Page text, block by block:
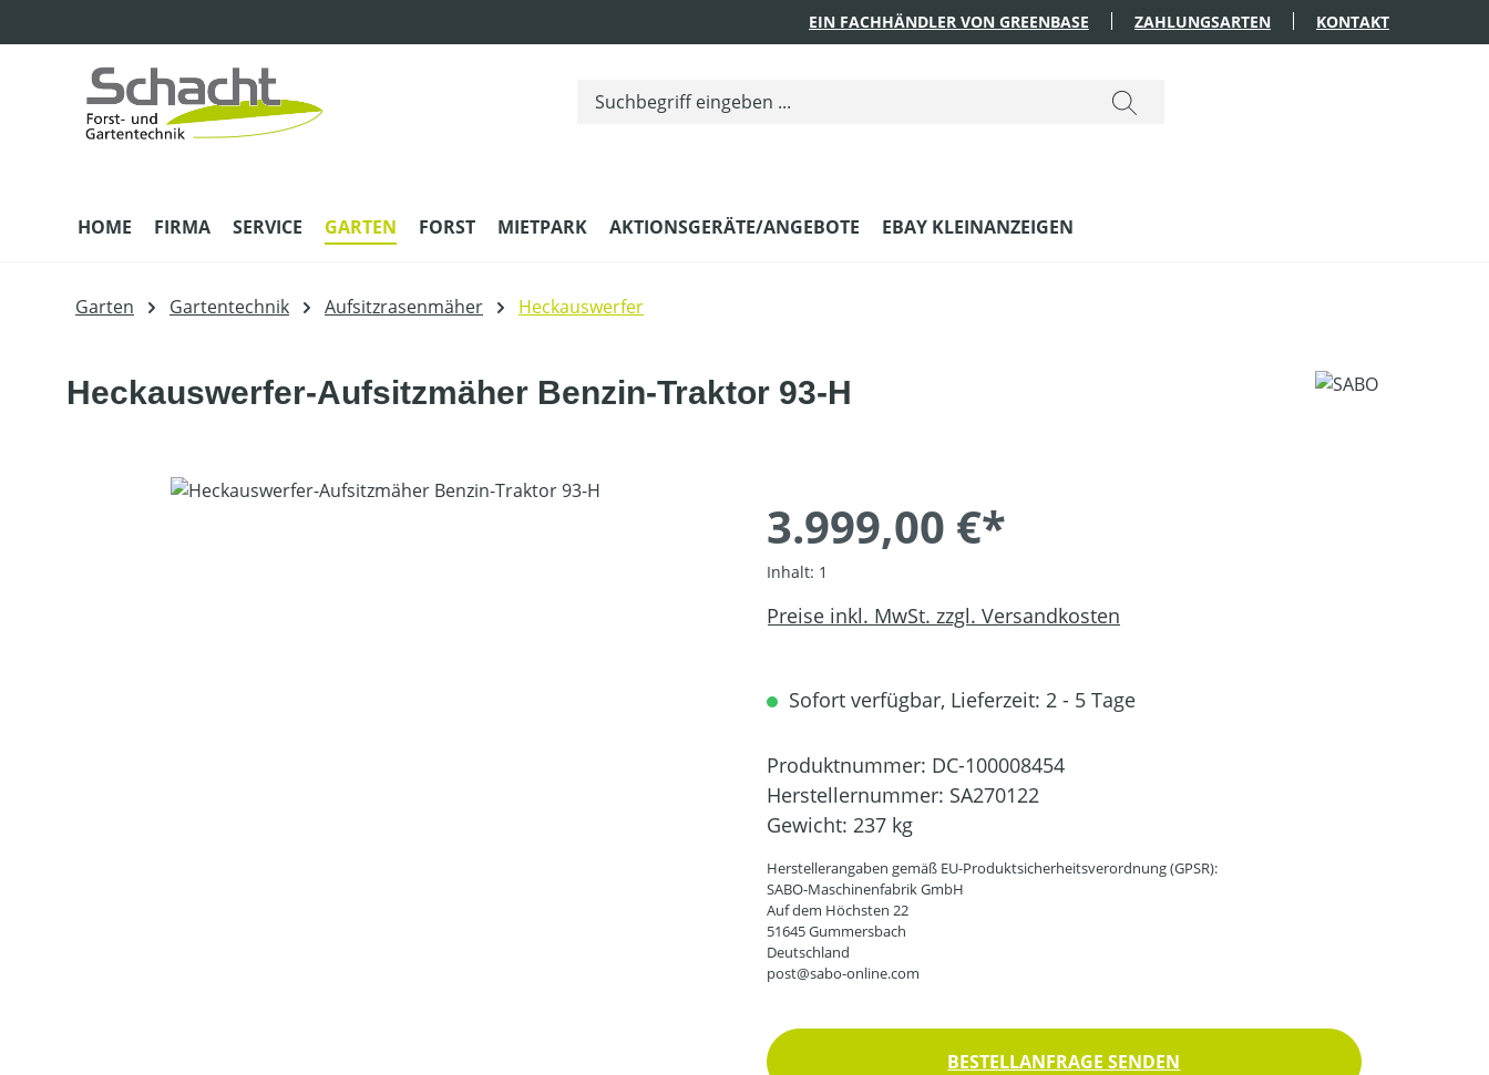
EIN FACHHÄNDLER VON GREENBASE ZAHLUNGSARTEN KONTAKT
HOME FIRMA SERVICE GARTEN FORST MIETPARK AKTIONSGERÄTE/ANGEBOTE EBAY KLEINANZEIGEN
Garten Gartentechnik Aufsitzrasenmäher Heckauswerfer
Heckauswerfer-Aufsitzmäher Benzin-Traktor 93-H
Bildergalerie überspringen
3.999,00 €*
Inhalt: 1
Preise inkl. MwSt. zzgl. Versandkosten
Sofort verfügbar, Lieferzeit: 2 - 5 Tage
Produktnummer: DC-100008454
Herstellernummer: SA270122
Gewicht: 237 kg
Herstellerangaben gemäß EU-Produktsicherheitsverordnung (GPSR):
SABO-Maschinenfabrik GmbH
Auf dem Höchsten 22
51645 Gummersbach
Deutschland
post@sabo-online.com
BESTELLANFRAGE SENDEN